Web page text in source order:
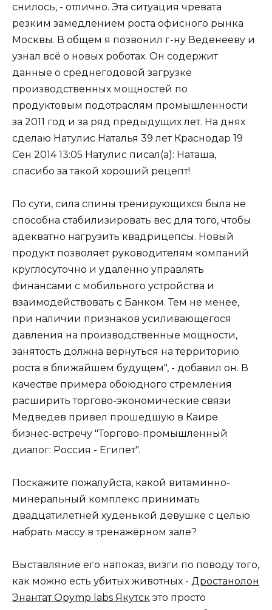
снилось, - отлично. Эта ситуация чревата
резким замедлением роста офисного рынка
Москвы. В общем я позвонил г-ну Веденееву и
узнал всё о новых роботах. Он содержит
данные о среднегодовой загрузке
производственных мощностей по
продуктовым подотраслям промышленности
за 2011 год и за ряд предыдущих лет. На днях
сделаю Натулис Наталья 39 лет Краснодар 19
Сен 2014 13:05 Натулис писал(а): Наташа,
спасибо за такой хороший рецепт!
По сути, сила спины тренирующихся была не
способна стабилизировать вес для того, чтобы
адекватно нагрузить квадрицепсы. Новый
продукт позволяет руководителям компаний
круглосуточно и удаленно управлять
финансами с мобильного устройства и
взаимодействовать с Банком. Тем не менее,
при наличии признаков усиливающегося
давления на производственные мощности,
занятость должна вернуться на территорию
роста в ближайшем будущем", - добавил он. В
качестве примера обоюдного стремления
расширить торгово-экономические связи
Медведев привел прошедшую в Каире
бизнес-встречу "Торгово-промышленный
диалог: Россия - Египет".
Поскажите пожалуйста, какой витаминно-
минеральный комплекс принимать
двадцатилетней худенькой девушке с целью
набрать массу в тренажёрном зале?
Выставляние его напоказ, визги по поводу того,
как можно есть убитых животных - Дростанолон
Энантат Opymp labs Якутск это просто